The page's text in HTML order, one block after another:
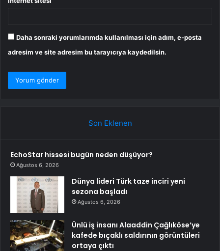
Daha sonraki yorumlarımda kullanılması için adım, e-posta
adresim ve site adresim bu tarayıcıya kaydedilsin.
Son Eklenen
EchoStar hissesi bugün neden düşüyor?
Ağustos 6, 2026
Dünya lideri Türk taze inciri yeni
sezona başladı
Ağustos 6, 2026
Ünlü iş insanı Alaaddin Çağlıköse’ye
kafede bıçaklı saldırının görüntüleri
ortaya çıktı